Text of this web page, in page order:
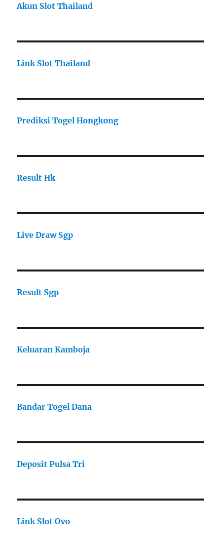
Akun Slot Thailand
Link Slot Thailand
Prediksi Togel Hongkong
Result Hk
Live Draw Sgp
Result Sgp
Keluaran Kamboja
Bandar Togel Dana
Deposit Pulsa Tri
Link Slot Ovo